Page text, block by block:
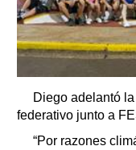
Diego adelantó
federativo junto a
“Por razones